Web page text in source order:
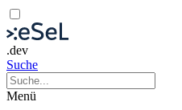
.dev
Suche
Menü